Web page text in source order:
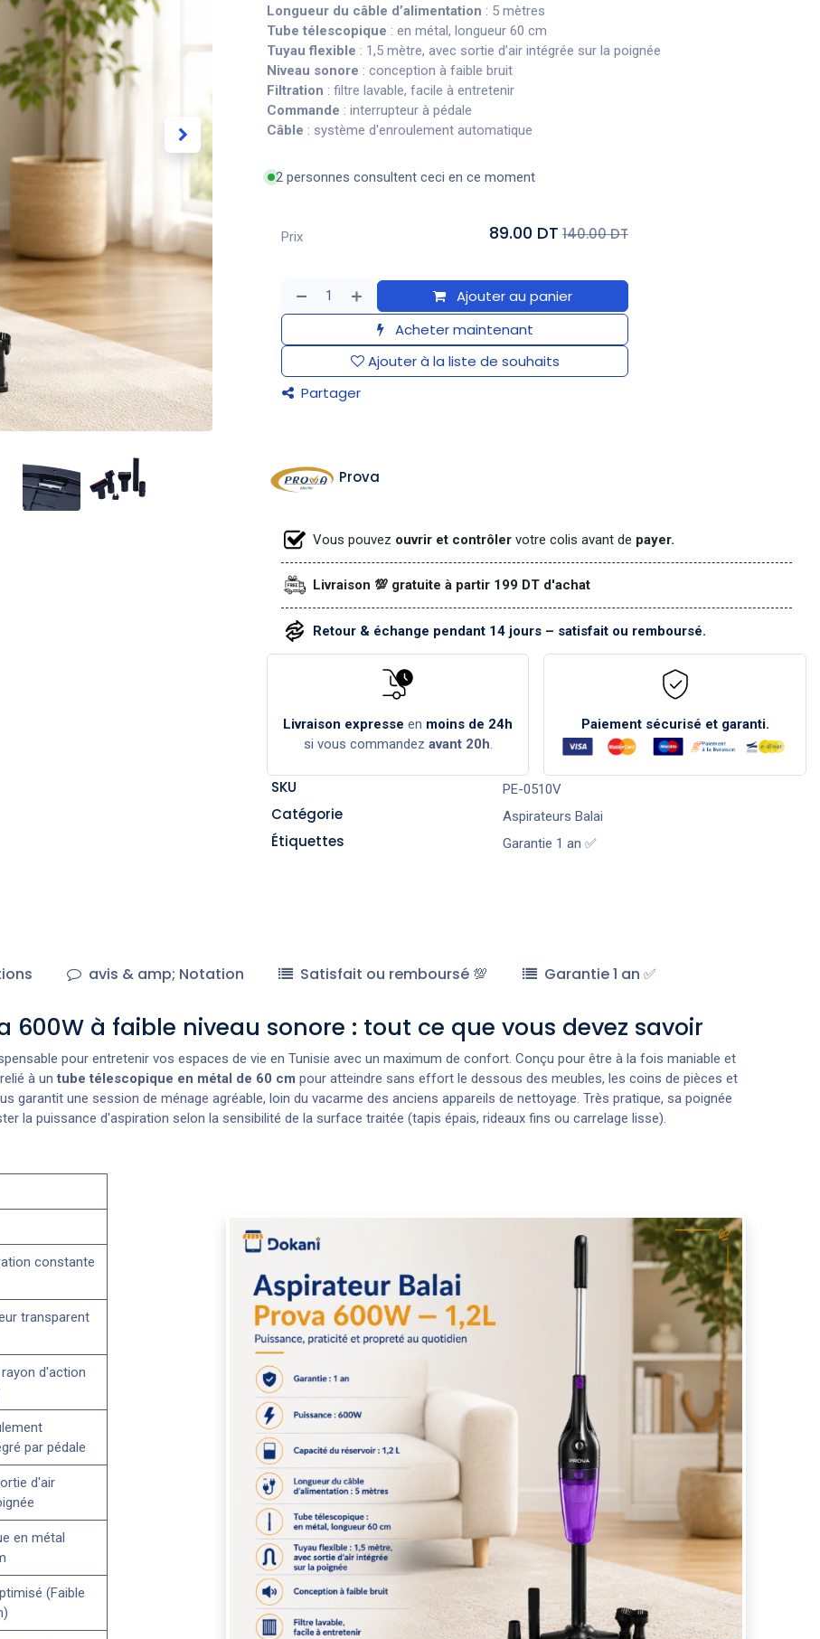
Longueur du câble d’alimentation : 5 mètres
Tube télescopique : en métal, longueur 60 cm
Tuyau flexible : 1,5 mètre, avec sortie d’air intégrée sur la poignée
Niveau sonore : conception à faible bruit
Filtration : filtre lavable, facile à entretenir
Commande : interrupteur à pédale
Câble : système d'enroulement automatique
2 personnes consultent ceci en ce moment
Ajouter au panier
Acheter maintenant
Ajouter à la liste de souhaits
Partager
Prix 89.00 DT 140.00 DT
Prova
Vous pouvez ouvrir et contrôler votre colis avant de payer.
Livraison 💯 gratuite à partir 199 DT d'achat
Retour & échange pendant 14 jours – satisfait ou remboursé.
Livraison expresse en moins de 24h
si vous commandez avant 20h.
Paiement sécurisé et garanti.
SKU PE-0510V
Catégorie Aspirateurs Balai
Étiquettes Garantie 1 an ✅
avis & amp; Notation Satisfait ou remboursé 💯 Garantie 1 an ✅
600W à faible niveau sonore : tout ce que vous devez savoir
pour entretenir vos espaces de vie en Tunisie avec un maximum de confort. Conçu pour être à la fois maniable et
relié à untube télescopique en métal de 60 cm pour atteindre sans effort le dessous des meubles, les coins de pièces et
garantit une session de ménage agréable, loin du vacarme des anciens appareils de nettoyage. Très pratique, sa poignée
la puissance d'aspiration selon la sensibilité de la surface traitée (tapis épais, rideaux fins ou carrelage lisse).
constante
transparent
d'action
par pédale
d'air
en métal
(Faible